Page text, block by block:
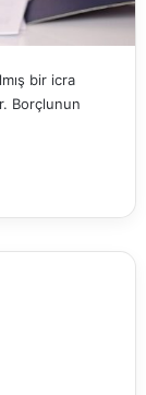
bir icra
Borçlunun